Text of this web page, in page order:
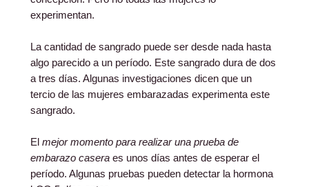
experimentan.
La cantidad de sangrado puede ser desde nada hasta
algo parecido a un período. Este sangrado dura de dos
a tres días. Algunas investigaciones dicen que un
tercio de las mujeres embarazadas experimenta este
sangrado.
El mejor momento para realizar una prueba de
embarazo casera es unos días antes de esperar el
período. Algunas pruebas pueden detectar la hormona